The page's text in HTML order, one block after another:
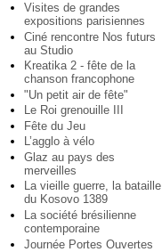
Visites de grandes
expositions parisiennes
Ciné rencontre Nos futurs
au Studio
Kreatika 2 - fête de la
chanson francophone
"Un petit air de fête"
Le Roi grenouille III
Fête du Jeu
L’agglo à vélo
Glaz au pays des
merveilles
La vieille guerre, la bataille
du Kosovo 1389
La société brésilienne
contemporaine
Journée Portes Ouvertes